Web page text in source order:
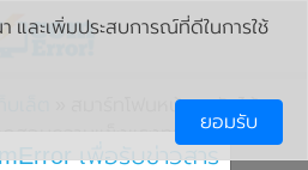
» สมาร์ทโฟนหน้าจอพับได้
ดสอบความแข็งแรงทนทานจาก
และเพิ่มประสบการณ์ที่ดีในการใช้
ยอมรับ
เพื่อรับข่าวสาร